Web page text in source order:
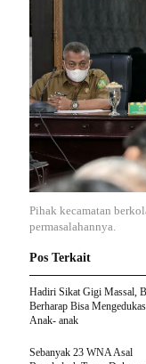
Pihak kecamatan
permasalahannya.
Pos Terkait
Hadiri Sikat Gigi Massal,
Berharap Bisa
Anak- anak
Sebanyak 23 WNA Asal